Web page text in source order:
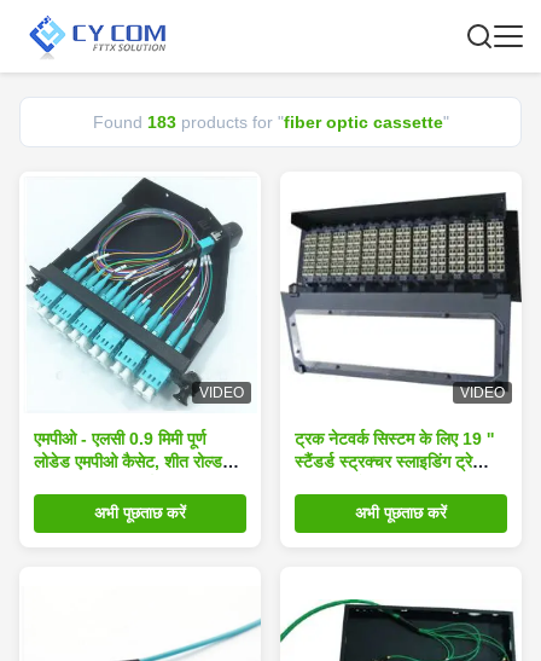
Found 183products for "fiber optic cassette"
VIDEO
एमपीओ - ​​एलसी 0.9 मिमी पूर्ण
लोडेड एमपीओ कैसेट, शीत रोल्ड
ऑप्टिक कैसेटअभी पूछताछ करें
VIDEO
ट्रक नेटवर्क सिस्टम के लिए 19 ''
स्टैंडर्ड स्ट्रक्चर स्लाइडिंग ट्रे
फाइबर ऑप्टिक कैसेट
अभी पूछताछ करें